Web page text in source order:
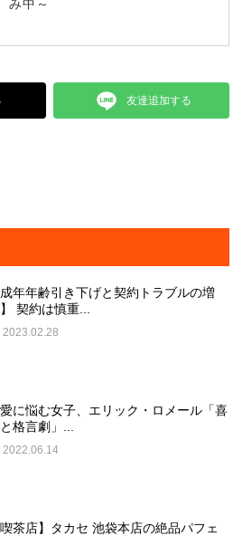
み中～
友達追加する
成年年齢引き下げと契約トラブルの増
契約は慎重...
2023.02.28
に悩む女子、エリック・ロメール「喜
格言劇」...
2022.06.14
喫茶店】タカセ 池袋本店の絶品パフェ